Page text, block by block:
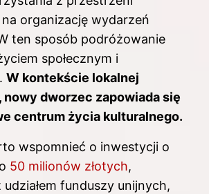
organizację wydarzeń
ten sposób podróżowanie
społecznym i
W kontekście lokalnej
nowy dworzec zapowiada się
centrum życia kulturalnego.
wspomnieć o inwestycji o
50 milionów złotych,
funduszy unijnych,